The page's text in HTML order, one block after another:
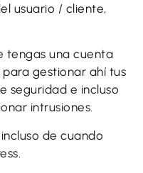
usuario / cliente,
tengas una cuenta
gestionar ahí tus
seguridad e incluso
intrusiones.
de cuando